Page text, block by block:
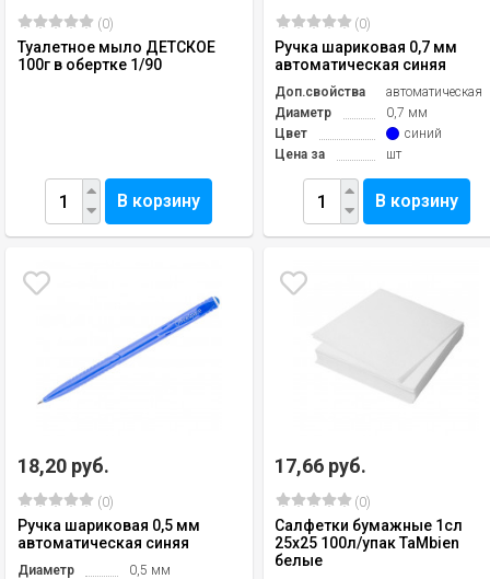
(0)
Туалетное мыло ДЕТСКОЕ
100г в обертке 1/90
В корзину
(0)
Ручка шариковая 0,7 мм
автоматическая синяя
Доп.свойства
автоматическая
Диаметр
0,7 мм
Цвет
синий
Цена за
шт
В корзину
18,20 руб.
(0)
Ручка шариковая 0,5 мм
автоматическая синяя
Диаметр
0,5 мм
17,66 руб.
(0)
Салфетки бумажные 1сл
25х25 100л/упак TaMbien
белые